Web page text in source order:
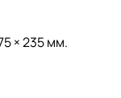
× 235 мм.